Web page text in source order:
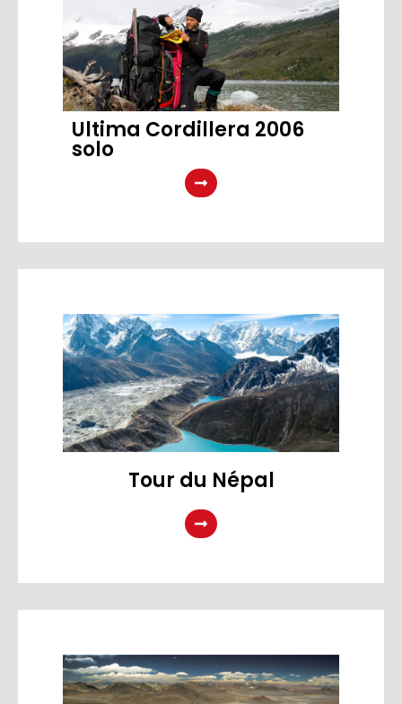
Ultima Cordillera 2006
solo
Tour du Népal